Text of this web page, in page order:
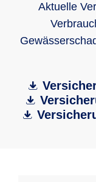
Aktuelle